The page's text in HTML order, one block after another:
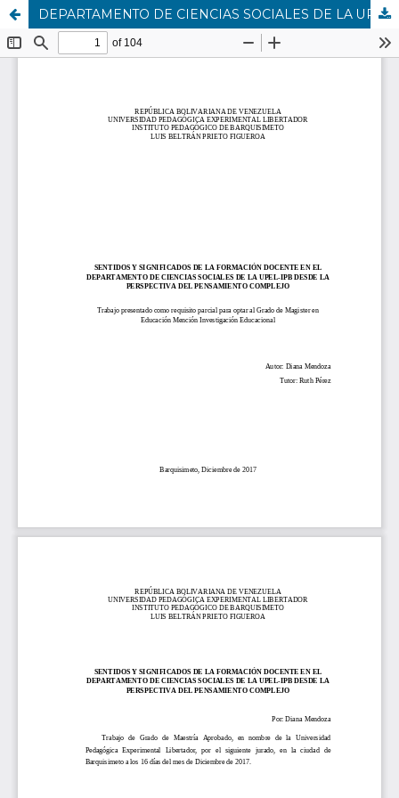
DEPARTAMENTO DE CIENCIAS SOCIALES DE LA UPEL-IPB DESDE LA PERSPECTIVA DEL PENSAMIENTO COMPLEJO